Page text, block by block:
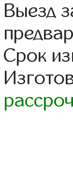
Выезд
Срок